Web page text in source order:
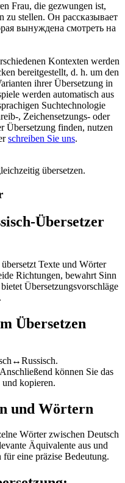
Frau, die gezwungen ist,
zu stellen. Он рассказывает
вынуждена смотреть на
Kontexten werden
bereitgestellt, d. h. um den
ihrer Übersetzung in
werden automatisch aus
Suchtechnologie
, Zeichensetzungs- oder
Übersetzung finden, nutzen
schreiben Sie uns.
übersetzen.
Übersetzer
Texte und Wörter
Richtungen, bewahrt Sinn
Übersetzungsvorschläge
Übersetzen
können Sie das
kopieren.
und Wörtern
Wörter zwischen Deutsch
Äquivalente aus und
für eine präzise Bedeutung.